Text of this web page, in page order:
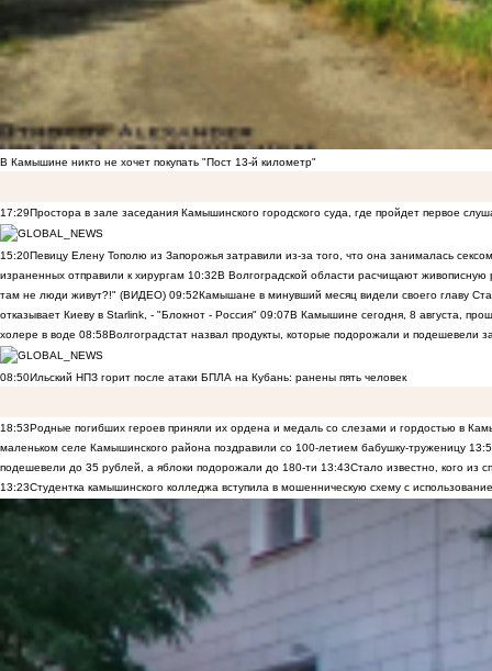
В Камышине никто не хочет покупать "Пост 13-й километр"
17:29Простора в зале заседания Камышинского городского суда, где пройдет первое
15:20Певицу Елену Тополю из Запорожья затравили из-за того, что она занималась
израненных отправили к хирургам 10:32В Волгоградской области расчищают
там не люди живут?!" (ВИДЕО) 09:52Камышане в минувший месяц видели своего главу
отказывает Киеву в Starlink, - "Блокнот - Россия" 09:07В Камышине сегодня, 8 августа,
холере в воде 08:58Волгоградстат назвал продукты, которые подорожали и подешевели
08:50Ильский НПЗ горит после атаки БПЛА на Кубань: ранены пять человек
18:53Родные погибших героев приняли их ордена и медаль со слезами и гордостью в
маленьком селе Камышинского района поздравили со 100-летием бабушку-труженицу
подешевели до 35 рублей, а яблоки подорожали до 180-ти 13:43Стало известно, кого из
13:23Студентка камышинского колледжа вступила в мошенническую схему с